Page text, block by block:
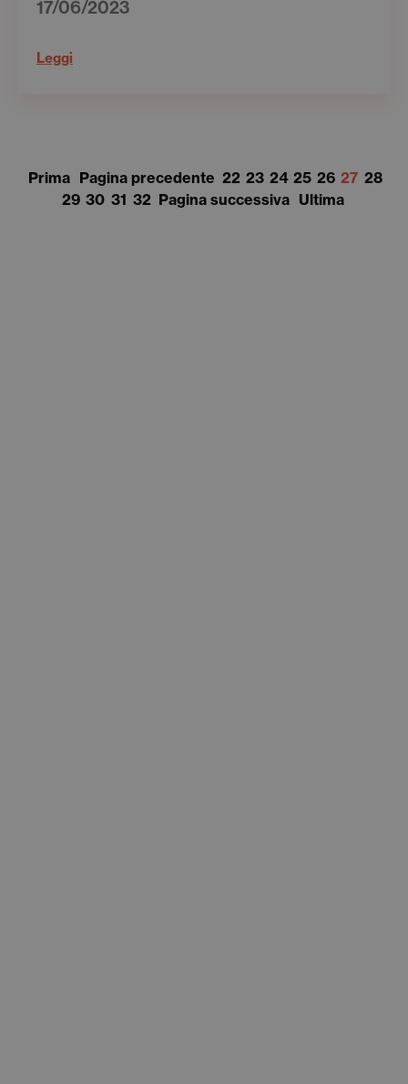
17/06/2023
Leggi
Prima Pagina precedente 22 23 24 25 26 27 28
29 30 31 32 Pagina successiva Ultima